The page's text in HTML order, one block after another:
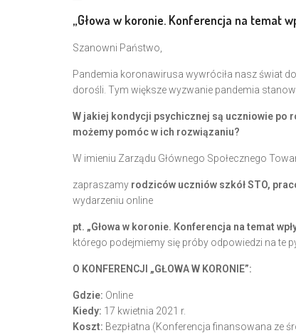
„Głowa w koronie. Konferencja na temat
Szanowni Państwo,
Pandemia koronawirusa wywróciła nasz świat
dorośli. Tym większe wyzwanie pandemia
W jakiej kondycji psychicznej są uczniowie po
możemy pomóc w ich rozwiązaniu?
W imieniu Zarządu Głównego Społecznego
zapraszamy rodziców uczniów szkół STO,
wydarzeniu online
pt. „Głowa w koronie. Konferencja na temat
którego podejmiemy się próby odpowiedzi na te
O KONFERENCJI „GŁOWA W KORONIE”:
Gdzie: Online
Kiedy: 17 kwietnia 2021 r.
Koszt: Bezpłatna (Konferencja finansowana ze